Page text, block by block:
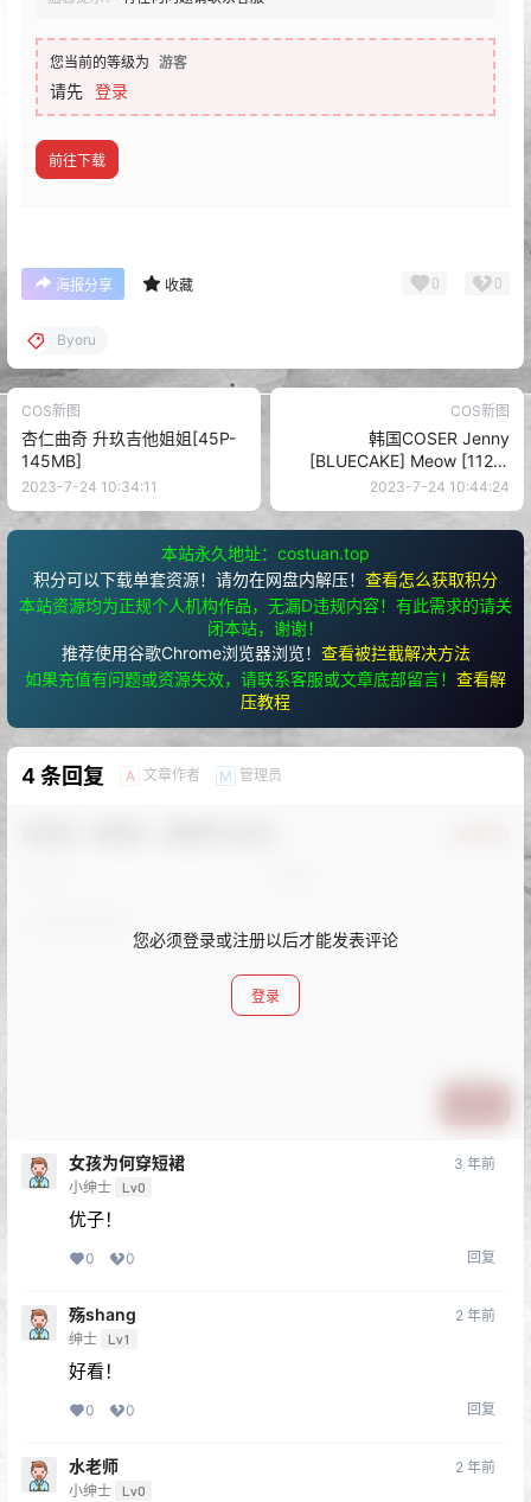
您当前的等级为 游客
请先 登录
前往下载
海报分享 收藏 0 0
Byoru
COS新图
杏仁曲奇 升玖吉他姐姐[45P-
145MB]
2023-7-24 10:34:11
COS新图
韩国COSER Jenny
[BLUECAKE] Meow [112P-
2.16GB]
2023-7-24 10:44:24
本站永久地址：costuan.top
积分可以下载单套资源！请勿在网盘内解压！ 查看怎么获取积分
本站资源均为正规个人机构作品，无漏D违规内容！有此需求的请关
闭本站，谢谢！
推荐使用谷歌Chrome浏览器浏览！ 查看被拦截解决方法
如果充值有问题或资源失效，请联系客服或文章底部留言！ 查看解
压教程
4 条回复 A 文章作者 M 管理员
您必须登录或注册以后才能发表评论
登录
女孩为何穿短裙
小绅士 Lv0
3 年前
优子！
0 0 回复
殇shang
绅士 Lv1
2 年前
好看！
0 0 回复
水老师
小绅士 Lv0
2 年前